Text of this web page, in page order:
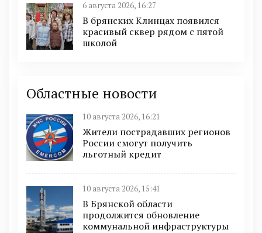
6 августа 2026, 16:27
В брянских Клинцах появился
красивый сквер рядом с пятой
школой
Областные новости
10 августа 2026, 16:21
Жители пострадавших регионов
России смогут получить
льготный кредит
10 августа 2026, 15:41
В Брянской области
продолжится обновление
коммунальной инфраструктуры